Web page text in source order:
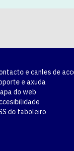
e canles de
e axuda
do web
do taboleiro